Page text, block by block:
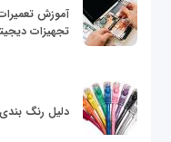
آموزش
تجهیزات
دلیل رنگ